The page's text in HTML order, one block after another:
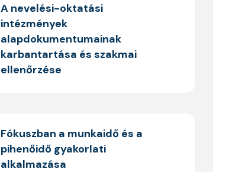
A nevelési-oktatási
intézmények
alapdokumentumainak
karbantartása és szakmai
ellenőrzése
Fókuszban a munkaidő és a
pihenőidő gyakorlati
alkalmazása